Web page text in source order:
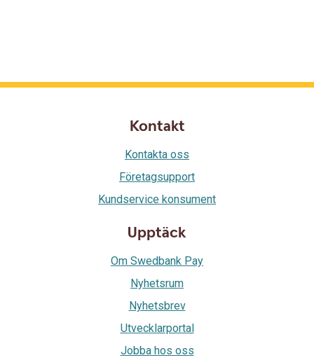
Kontakt
Kontakta oss
Företagsupport
Kundservice konsument
Upptäck
Om Swedbank Pay
Nyhetsrum
Nyhetsbrev
Utvecklarportal
Jobba hos oss